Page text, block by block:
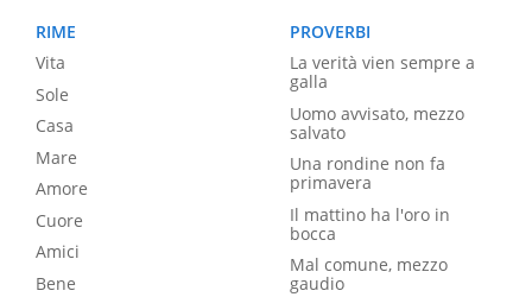
RIME
Vita
Sole
Casa
Mare
Amore
Cuore
Amici
Bene
PROVERBI
La verità vien sempre a
galla
Uomo avvisato, mezzo
salvato
Una rondine non fa
primavera
Il mattino ha l'oro in
bocca
Mal comune, mezzo
gaudio